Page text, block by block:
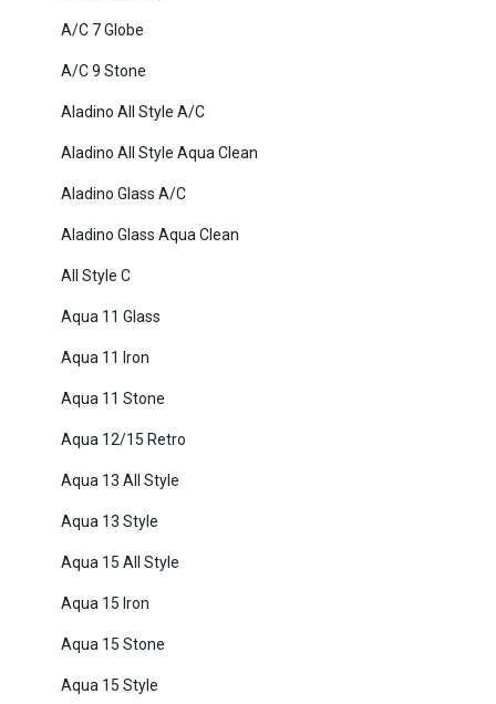
A/C 7 Globe
A/C 9 Stone
Aladino All Style A/C
Aladino All Style Aqua Clean
Aladino Glass A/C
Aladino Glass Aqua Clean
All Style C
Aqua 11 Glass
Aqua 11 Iron
Aqua 11 Stone
Aqua 12/15 Retro
Aqua 13 All Style
Aqua 13 Style
Aqua 15 All Style
Aqua 15 Iron
Aqua 15 Stone
Aqua 15 Style